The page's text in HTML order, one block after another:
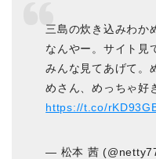
三島の炊き込みわか
なんやー。サイト見
みんな見てあげて。
めさん、めっちゃ好
https://t.co/
— 松本 茜